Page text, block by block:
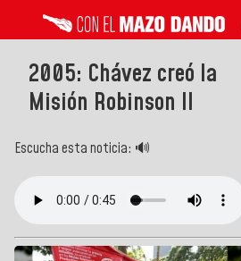
2005: Chávez creó la
Misión Robinson II
Escucha esta noticia: 🔊